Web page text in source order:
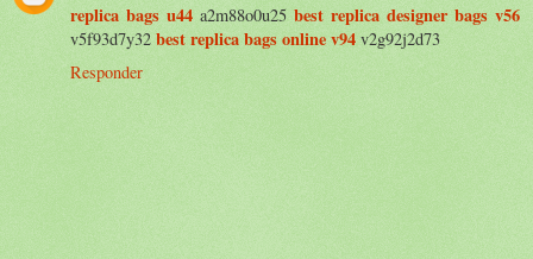
replica bags u44 a2m88o0u25 best replica designer bags v56
v5f93d7y32 best replica bags online v94 v2g92j2d73
Responder